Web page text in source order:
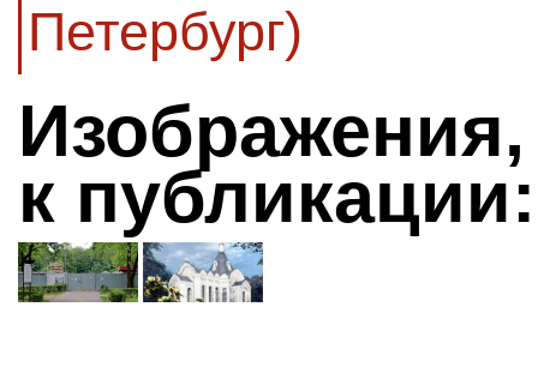
Петербург)
к публикации: